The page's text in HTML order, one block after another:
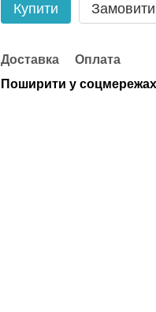
Купити
Доставка
Оплата
Поширити у соцмережах